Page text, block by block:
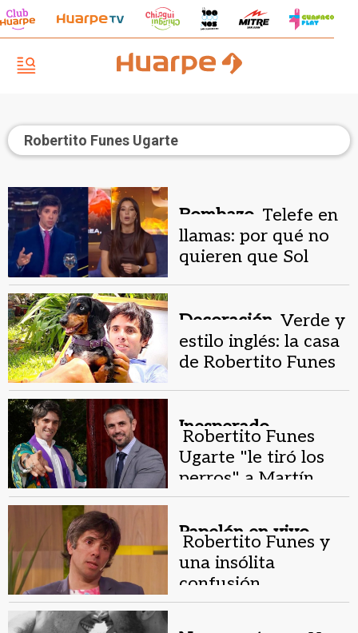
Robertito Funes Ugarte
Bombazo. Telefe en
llamas: por qué no
quieren que Sol
Decoración. Verde y
estilo inglés: la casa
de Robertito Funes
Inesperado.
Robertito Funes
Ugarte "le tiró los
perros" a Martín
Menem en vivo
Papelón en vivo.
Robertito Funes y
una insólita
confusión
matemática en un